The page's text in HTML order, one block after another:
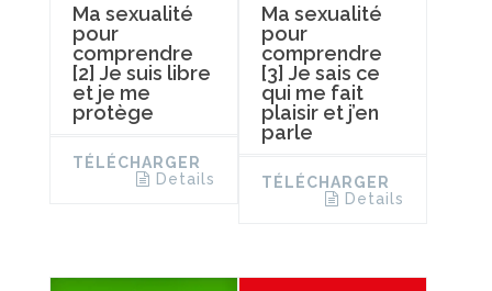
Ma sexualité
pour
comprendre
[2] Je suis libre
et je me
protège
TÉLÉCHARGER
Details
Ma sexualité
pour
comprendre
[3] Je sais ce
qui me fait
plaisir et j’en
parle
TÉLÉCHARGER
Details